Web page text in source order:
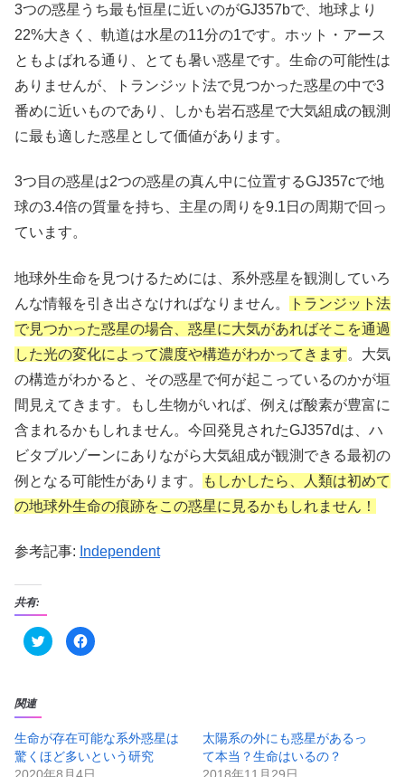
3つの惑星うち最も恒星に近いのがGJ357bで、地球より
22%大きく、軌道は水星の11分の1です。ホット・アース
ともよばれる通り、とても暑い惑星です。生命の可能性は
ありませんが、トランジット法で見つかった惑星の中で3
番めに近いものであり、しかも岩石惑星で大気組成の観測
に最も適した惑星として価値があります。
3つ目の惑星は2つの惑星の真ん中に位置するGJ357cで地
球の3.4倍の質量を持ち、主星の周りを9.1日の周期で回っ
ています。
地球外生命を見つけるためには、系外惑星を観測していろ
んな情報を引き出さなければなりません。
トランジット法
で見つかった惑星の場合、惑星に大気があればそこを通過
した光の変化によって濃度や構造がわかってきます。大気
の構造がわかると、その惑星で何が起こっているのかが垣
間見えてきます。もし生物がいれば、例えば酸素が豊富に
含まれるかもしれません。今回発見されたGJ357dは、ハ
ビタブルゾーンにありながら大気組成が観測できる最初の
例となる可能性があります。
もしかしたら、人類は初めて
の地球外生命の痕跡をこの惑星に見るかもしれません！
参考記事: Independent
共有:
ク
リ
t
t
e
r
F
a
共
有
す
る
関連
生命が存在可能な系外惑星は
驚くほど多いという研究
2020年8月4日
太陽系の外にも惑星があるっ
て本当？生命はいるの？
2018年11月29日